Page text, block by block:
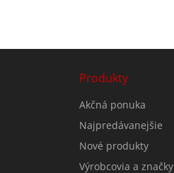
Produkty
Akčná ponuka
Najpredávanejšie
Nové produkty
Výrobcovia a značky